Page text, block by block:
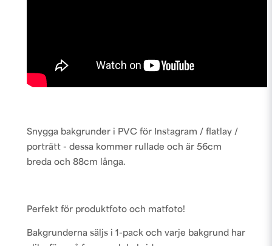
Snygga bakgrunder i PVC för Instagram / flatlay /
porträtt - dessa kommer rullade och är 56cm
breda och 88cm långa.
Perfekt för produktfoto och matfoto!
Bakgrunderna säljs i 1-pack och varje bakgrund har